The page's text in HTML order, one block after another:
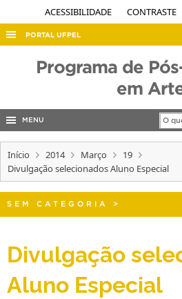
ACESSIBILIDADE CONTRASTE
PORTAL UFPEL
EDITAIS
INTERNACIONAL
TELEFONES
Programa de
em
MENU
Início 2014 Março
19
Divulgação selecionados Aluno Especial
SEM CATEGORIA >
Divulgação
Aluno Especial